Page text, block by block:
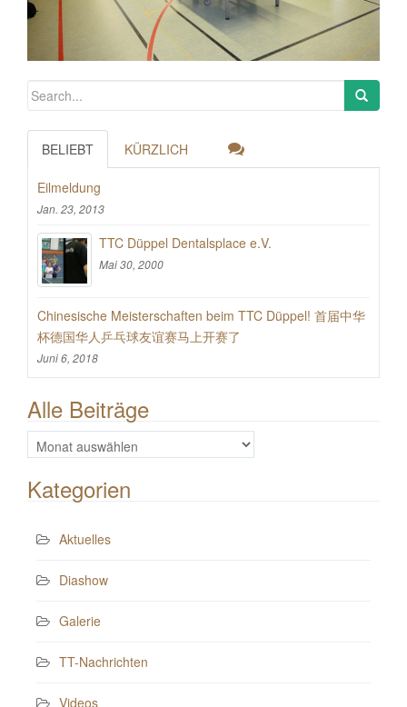
BELIEBT KÜRZLICH
Eilmeldung
Jan. 23, 2013
TTC Düppel Dentalsplace e.V.
Mai 30, 2000
Chinesische Meisterschaften beim TTC Düppel! 首届中华
杯德国华人乒乓球友谊赛马上开赛了
Juni 6, 2018
Alle Beiträge
Alle
Beiträge
Kategorien
Aktuelles
Diashow
Galerie
TT-Nachrichten
Videos